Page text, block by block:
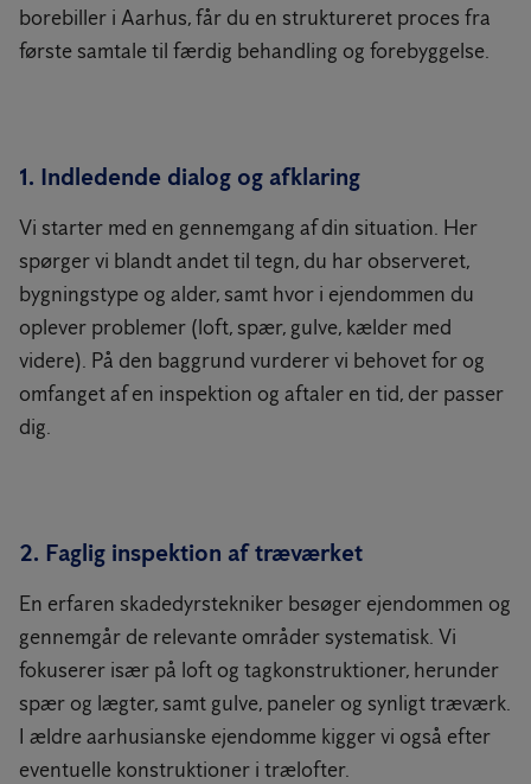
borebiller i Aarhus, får du en struktureret proces fra
første samtale til færdig behandling og forebyggelse.
1. Indledende dialog og afklaring
Vi starter med en gennemgang af din situation. Her
spørger vi blandt andet til tegn, du har observeret,
bygningstype og alder, samt hvor i ejendommen du
oplever problemer (loft, spær, gulve, kælder med
videre). På den baggrund vurderer vi behovet for og
omfanget af en inspektion og aftaler en tid, der passer
dig.
2. Faglig inspektion af træværket
En erfaren skadedyrstekniker besøger ejendommen og
gennemgår de relevante områder systematisk. Vi
fokuserer især på loft og tagkonstruktioner, herunder
spær og lægter, samt gulve, paneler og synligt træværk.
I ældre aarhusianske ejendomme kigger vi også efter
eventuelle konstruktioner i trælofter.